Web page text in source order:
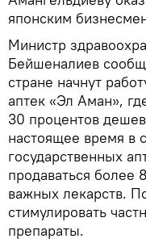
японским
Министр
Бейшеналиев
стране начнут
аптек «Эл Аман»,
30 процентов
настоящее время в
государственных
продаваться
важных лекарств.
стимулировать
препараты.